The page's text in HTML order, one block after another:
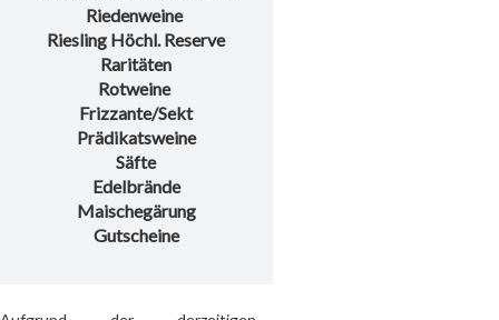
Riedenweine
Riesling Höchl. Reserve
Raritäten
Rotweine
Frizzante/Sekt
Prädikatsweine
Säfte
Edelbrände
Maischegärung
Gutscheine